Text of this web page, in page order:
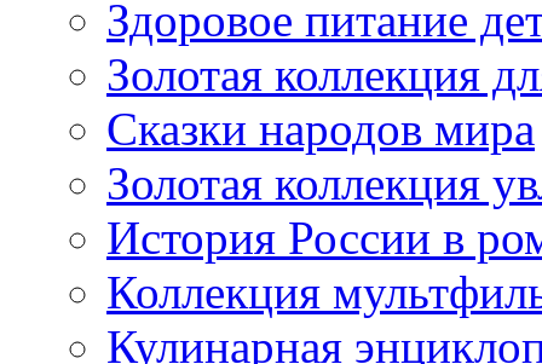
Здоровое питание
Золотая коллекция
Сказки народов мира
Золотая коллекция
История России в
Коллекция
Кулинарная